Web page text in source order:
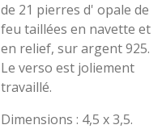
de 21 pierres d' opale de
feu taillées en navette et
en relief, sur argent 925.
Le verso est joliement
travaillé.
Dimensions : 4,5 x 3,5.